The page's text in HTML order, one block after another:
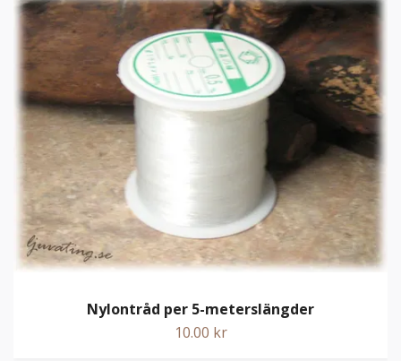
Nylontråd per 5-meterslängder
10.00 kr